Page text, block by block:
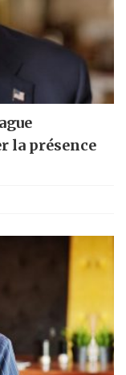
la présence